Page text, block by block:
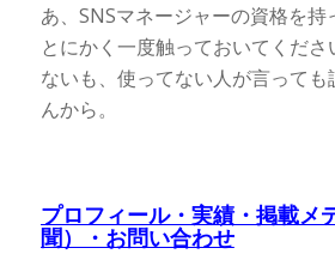
あ、SNSマネージャーの資格を持
とにかく一度触っておいてくださ
ないも、使ってない人が言って
んから。
プロフィール・実績・掲載メ
聞）・お問い合わせ